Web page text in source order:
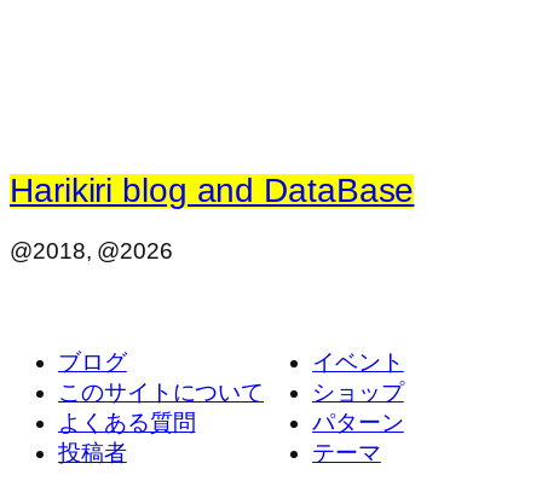
Harikiri blog and DataBase
@2018, @2026
ブログ
このサイトについて
よくある質問
投稿者
イベント
ショップ
パターン
テーマ